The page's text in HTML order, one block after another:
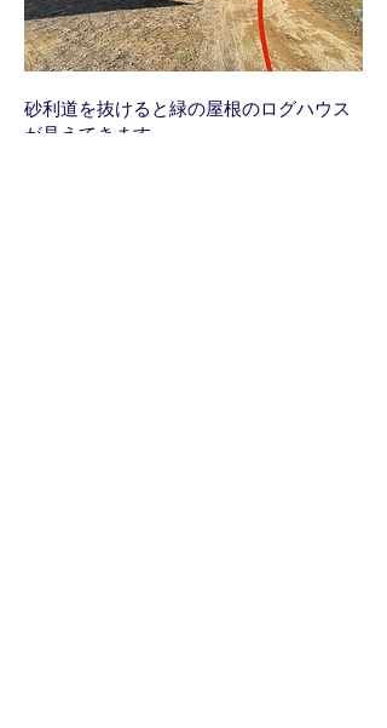
砂利道を抜けると緑の屋根のログハウス
が見えてきます。